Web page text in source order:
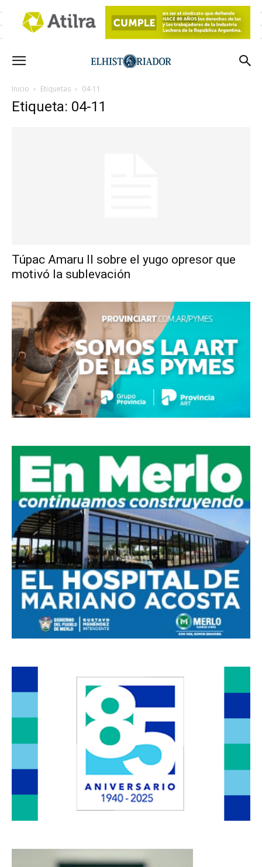
Inicio Etiquetas 04-11
Etiqueta: 04-11
Túpac Amaru II sobre el yugo opresor que
motivó la sublevación